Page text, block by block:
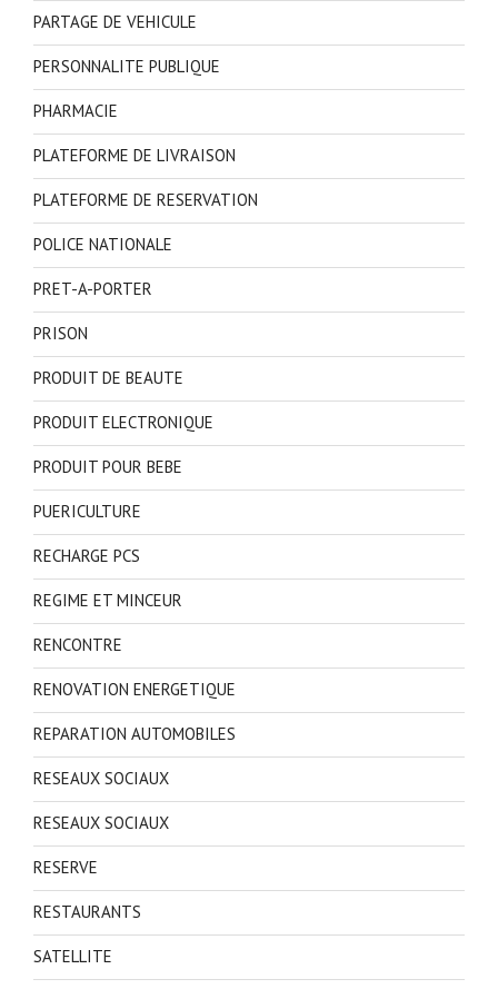
PARTAGE DE VEHICULE
PERSONNALITE PUBLIQUE
PHARMACIE
PLATEFORME DE LIVRAISON
PLATEFORME DE RESERVATION
POLICE NATIONALE
PRET-A-PORTER
PRISON
PRODUIT DE BEAUTE
PRODUIT ELECTRONIQUE
PRODUIT POUR BEBE
PUERICULTURE
RECHARGE PCS
REGIME ET MINCEUR
RENCONTRE
RENOVATION ENERGETIQUE
REPARATION AUTOMOBILES
RESEAUX SOCIAUX
RESEAUX SOCIAUX
RESERVE
RESTAURANTS
SATELLITE